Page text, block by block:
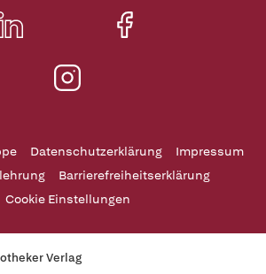
Datenschutzerklärung
Impressum
Barrierefreiheitserklärung
Cookie Einstellungen
Verlag